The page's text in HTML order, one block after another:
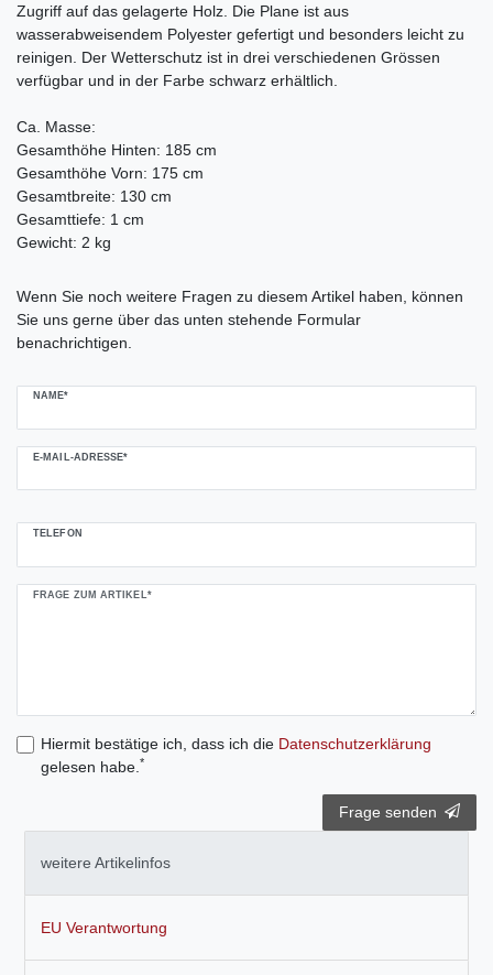
Zugriff auf das gelagerte Holz. Die Plane ist aus
wasserabweisendem Polyester gefertigt und besonders leicht zu
reinigen. Der Wetterschutz ist in drei verschiedenen Grössen
verfügbar und in der Farbe schwarz erhältlich.
Ca. Masse:
Gesamthöhe Hinten: 185 cm
Gesamthöhe Vorn: 175 cm
Gesamtbreite: 130 cm
Gesamttiefe: 1 cm
Gewicht: 2 kg
Wenn Sie noch weitere Fragen zu diesem Artikel haben, können
Sie uns gerne über das unten stehende Formular
benachrichtigen.
NAME*
E-MAIL-ADRESSE*
TELEFON
FRAGE ZUM ARTIKEL*
Hiermit bestätige ich, dass ich die Daten­schutz­erklärung
gelesen habe. *
Frage senden
weitere Artikelinfos
EU Verantwortung